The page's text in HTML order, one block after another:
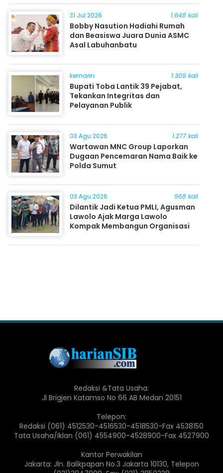
31 Jul 2026 1.648 kali
Bobby Nasution Hadiahi Rumah
dan Beasiswa Juara Dunia ASMC
Asal Labuhanbatu
kemarin 1.309 kali
Bupati Toba Lantik 39 Pejabat,
Tekankan Integritas dan
Pelayanan Publik
03 Agu 2026 1.277 kali
Wartawan MNC Group Laporkan
Dugaan Pencemaran Nama Baik ke
Polda Sumut
03 Agu 2026 968 kali
Dilantik Jadi Ketua PMLI, Agusman
Lawolo Ajak Marga Lawolo
Kompak Membangun Organisasi
Redaksi &Tata Usaha:
Jl Brigjen Katamso No 66 AB Medan 20151
Telepon:
Redaksi (061) 4512530-4516530-4518530-Fax 4538150
Tata Usaha/Iklan (061) 4554900-4528900-Fax 4527900
Kantor Perwakilan
Jakarta: Jln. Balikpapan No.3 Jakarta 10130, Telepon